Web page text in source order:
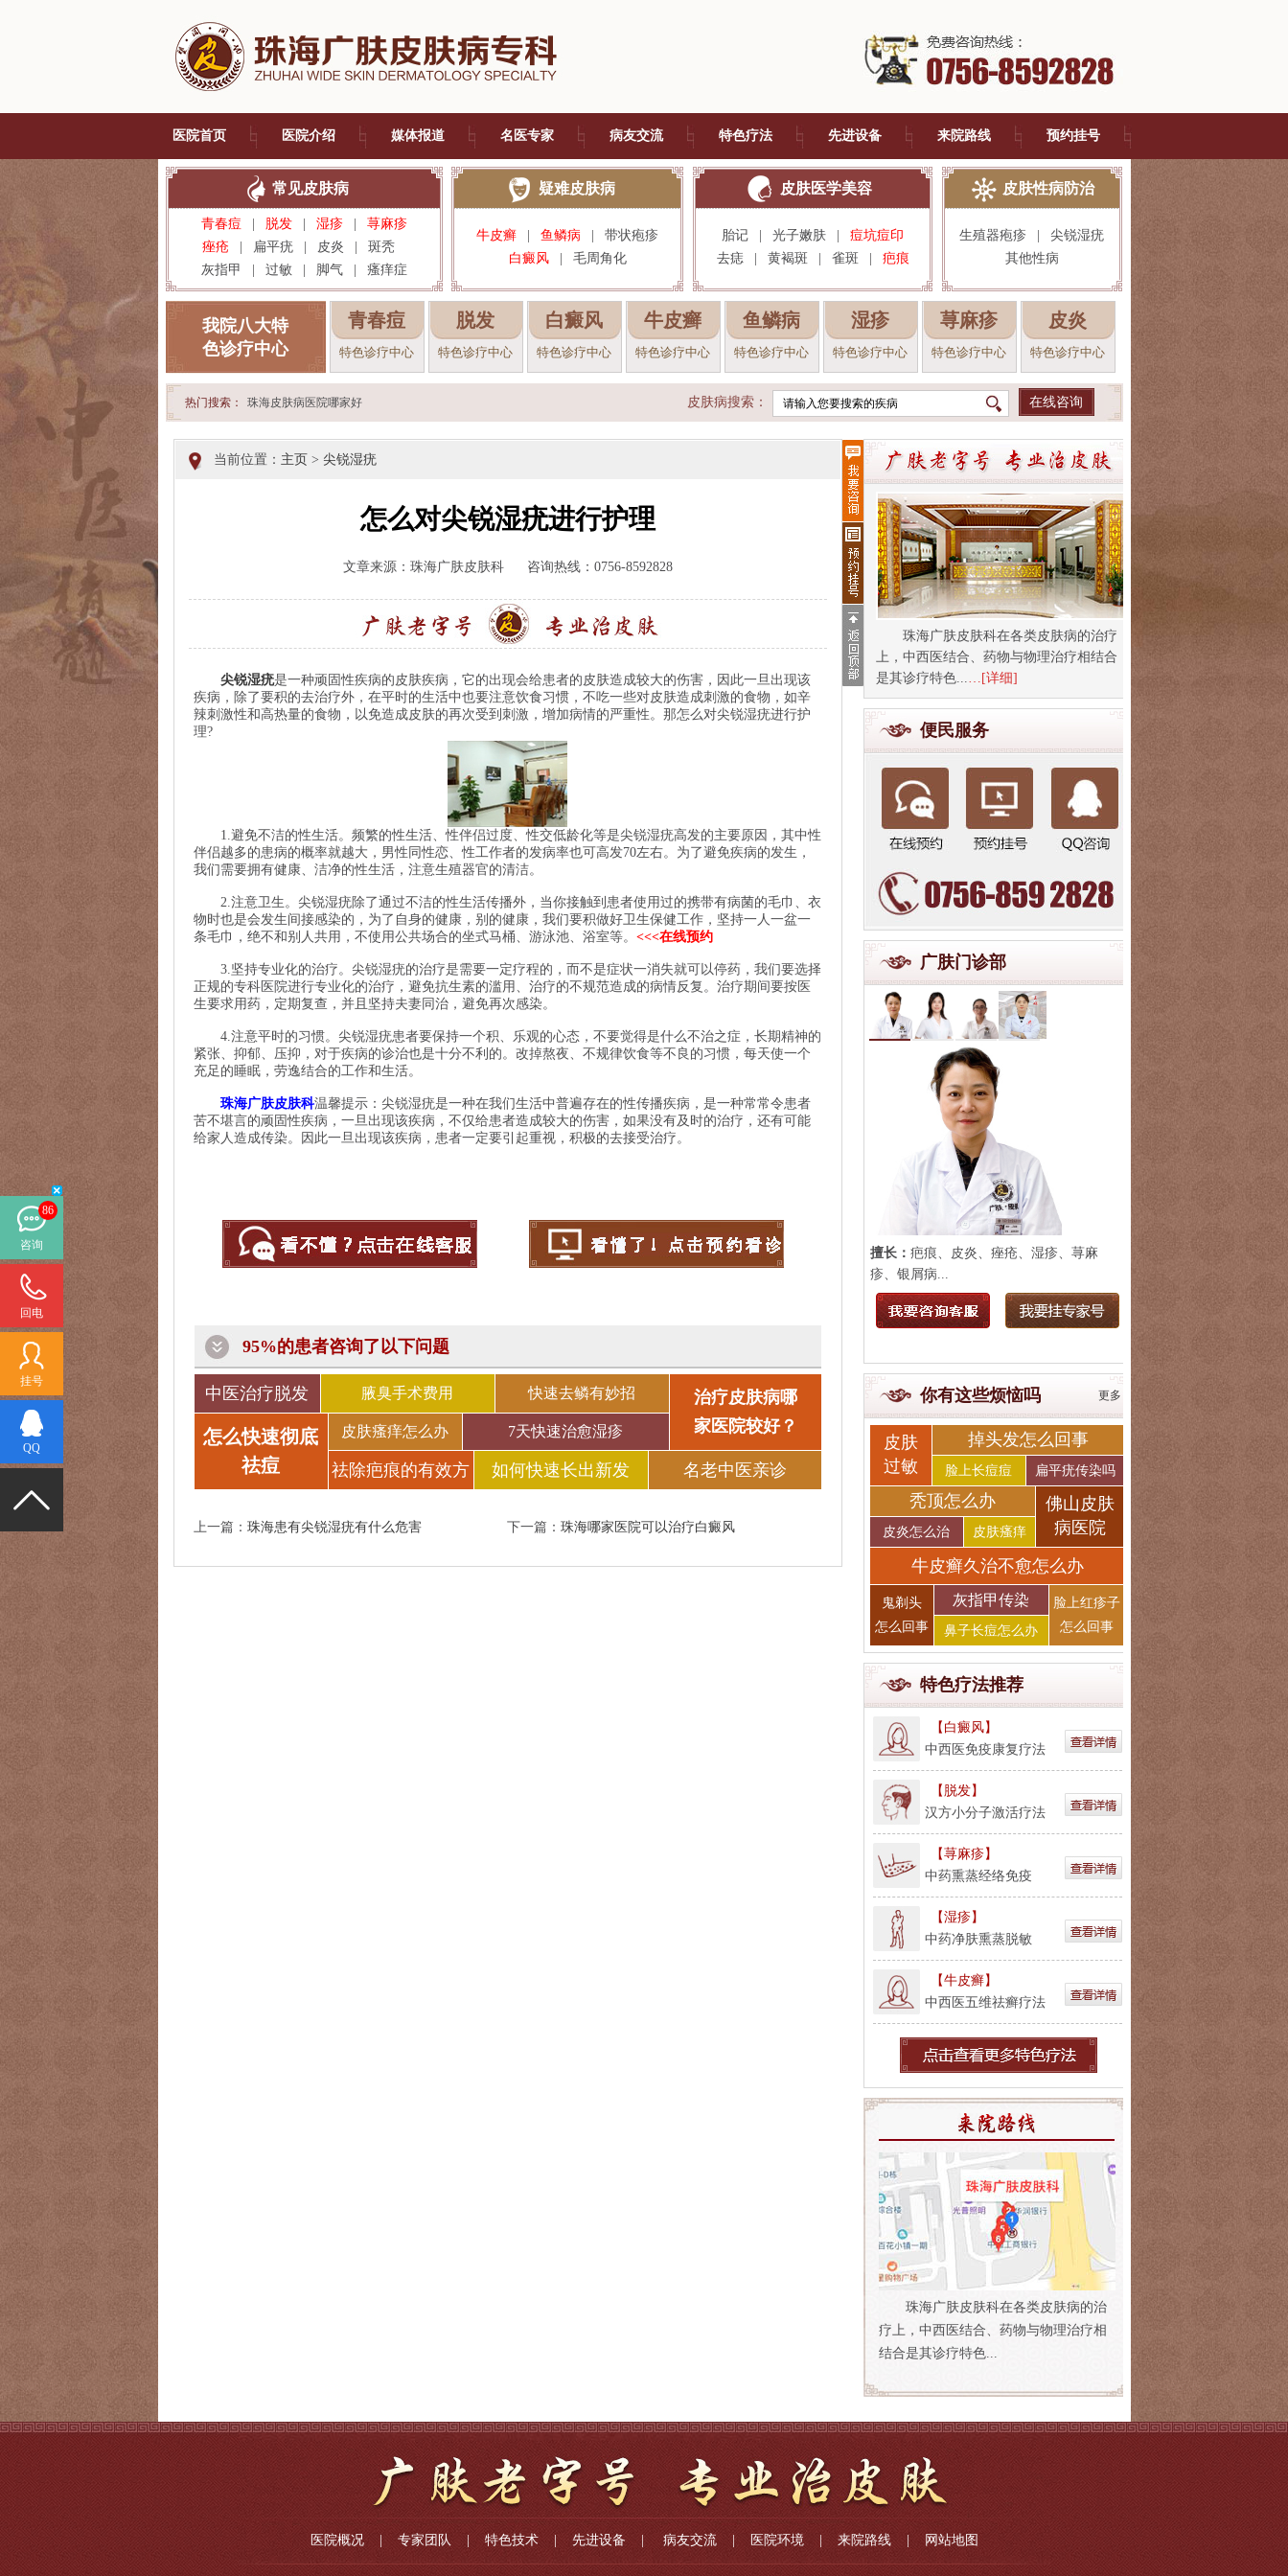
医院首页 医院介绍 媒体报道 名医专家 病友交流 特色疗法 先进设备 来院路线 预约挂号
常见皮肤病
青春痘 脱发 湿疹
荨麻疹
痤疮
扁平疣 皮炎
斑秃
灰指甲
过敏 脚气 瘙痒症
疑难皮肤病
牛皮癣 鱼鳞病
带状疱疹
白癜风
毛周角化
皮肤医学美容
胎记 光子嫩肤
痘坑痘印
去痣
黄褐斑 雀斑 疤痕
皮肤性病防治
生殖器疱疹
尖锐湿疣
其他性病
我院八大特
色诊疗中心
青春痘
特色诊疗中心
脱发
特色诊疗中心
白癜风
特色诊疗中心
牛皮癣
特色诊疗中心
鱼鳞病
特色诊疗中心
湿疹
特色诊疗中心
荨麻疹
特色诊疗中心
皮炎
特色诊疗中心
热门搜索： 珠海皮肤病医院哪家好 皮肤病搜索： 在线咨询
当前位置： 主页 > 尖锐湿疣
怎么对尖锐湿疣进行护理
文章来源：珠海广肤皮肤科 咨询热线：0756-8592828
尖锐湿疣是一种顽固性疾病的皮肤疾病，它的出现会给患者的皮肤造成较大的伤害，因此一旦出现该
疾病，除了要积的去治疗外，在平时的生活中也要注意饮食习惯，不吃一些对皮肤造成刺激的食物，如辛
辣刺激性和高热量的食物，以免造成皮肤的再次受到刺激，增加病情的严重性。那怎么对尖锐湿疣进行护
理?
1.避免不洁的性生活。频繁的性生活、性伴侣过度、性交低龄化等是尖锐湿疣高发的主要原因，其中性
伴侣越多的患病的概率就越大，男性同性恋、性工作者的发病率也可高发70左右。为了避免疾病的发生，
我们需要拥有健康、洁净的性生活，注意生殖器官的清洁。
2.注意卫生。尖锐湿疣除了通过不洁的性生活传播外，当你接触到患者使用过的携带有病菌的毛巾、衣
物时也是会发生间接感染的，为了自身的健康，别的健康，我们要积做好卫生保健工作，坚持一人一盆一
条毛巾，绝不和别人共用，不使用公共场合的坐式马桶、游泳池、浴室等。 <<<在线预约
3.坚持专业化的治疗。尖锐湿疣的治疗是需要一定疗程的，而不是症状一消失就可以停药，我们要选择
正规的专科医院进行专业化的治疗，避免抗生素的滥用、治疗的不规范造成的病情反复。治疗期间要按医
生要求用药，定期复查，并且坚持夫妻同治，避免再次感染。
4.注意平时的习惯。尖锐湿疣患者要保持一个积、乐观的心态，不要觉得是什么不治之症，长期精神的
紧张、抑郁、压抑，对于疾病的诊治也是十分不利的。改掉熬夜、不规律饮食等不良的习惯，每天使一个
充足的睡眠，劳逸结合的工作和生活。
珠海广肤皮肤科温馨提示：尖锐湿疣是一种在我们生活中普遍存在的性传播疾病，是一种常常令患者
苦不堪言的顽固性疾病，一旦出现该疾病，不仅给患者造成较大的伤害，如果没有及时的治疗，还有可能
给家人造成传染。因此一旦出现该疾病，患者一定要引起重视，积极的去接受治疗。
95%的患者咨询了以下问题
中医治疗脱发
怎么快速彻底
祛痘
腋臭手术费用
皮肤瘙痒怎么办
祛除疤痕的有效方
快速去鳞有妙招
7天快速治愈湿疹
如何快速长出新发
治疗皮肤病哪
家医院较好？
名老中医亲诊
上一篇： 珠海患有尖锐湿疣有什么危害 下一篇： 珠海哪家医院可以治疗白癜风
珠海广肤皮肤科在各类皮肤病的治疗
上，中西医结合、药物与物理治疗相结合
是其诊疗特色...…[详细]
便民服务
广肤门诊部
擅长： 疤痕、皮炎、痤疮、湿疹、荨麻
疹、银屑病...
你有这些烦恼吗 更多
皮肤
过敏
掉头发怎么回事
脸上长痘痘 扁平疣传染吗
秃顶怎么办
皮炎怎么治 皮肤瘙痒
佛山皮肤
病医院
牛皮癣久治不愈怎么办
鬼剃头
怎么回事
灰指甲传染
鼻子长痘怎么办
脸上红疹子
怎么回事
特色疗法推荐
【白癜风】
中西医免疫康复疗法
【脱发】
汉方小分子激活疗法
【荨麻疹】
中药熏蒸经络免疫
【湿疹】
中药净肤熏蒸脱敏
【牛皮癣】
中西医五维祛癣疗法
珠海广肤皮肤科在各类皮肤病的治
疗上，中西医结合、药物与物理治疗相
结合是其诊疗特色...
医院概况 专家团队 特色技术 先进设备 病友交流 医院环境 来院路线 网站地图
86
咨询
回电
挂号
QQ